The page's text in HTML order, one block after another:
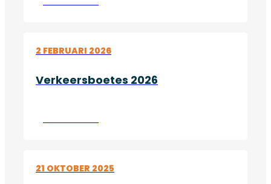
2 FEBRUARI 2026
Verkeersboetes 2026
21 OKTOBER 2025